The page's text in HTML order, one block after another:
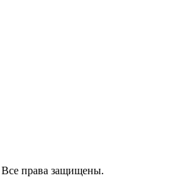
права защищены.